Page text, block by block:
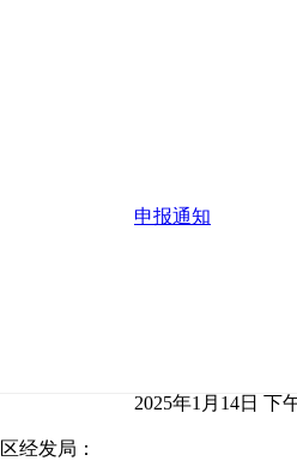
申报通知
2025年1月14日 下
经发局：